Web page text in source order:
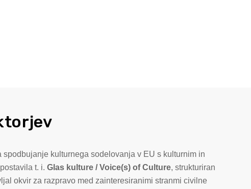
spodbujanje kulturnega sodelovanja v EU s kulturnim in
t. i. Glas kulture / Voice(s) of Culture, strukturiran
okvir za razpravo med zainteresiranimi stranmi civilne